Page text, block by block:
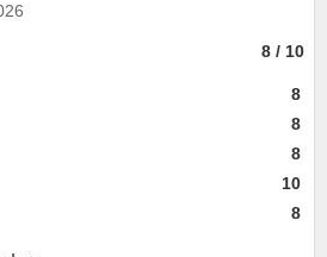
8 / 10
8
8
8
10
8